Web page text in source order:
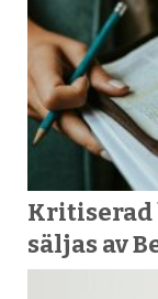
säljas av